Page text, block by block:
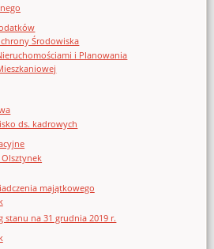
Środowiska
i Planowania
ds. kadrowych
Olsztynek
majątkowego
stanu na 31 grudnia 2019 r.